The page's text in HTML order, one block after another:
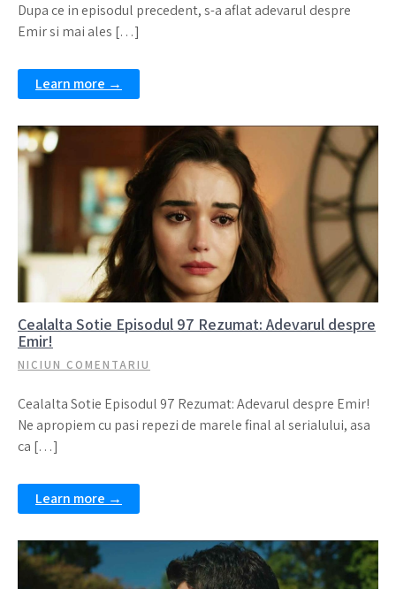
Dupa ce in episodul precedent, s-a aflat adevarul despre
Emir si mai ales […]
Learn more →
Cealalta Sotie Episodul 97 Rezumat: Adevarul despre
Emir!
NICIUN COMENTARIU
Cealalta Sotie Episodul 97 Rezumat: Adevarul despre Emir!
Ne apropiem cu pasi repezi de marele final al serialului, asa
ca […]
Learn more →